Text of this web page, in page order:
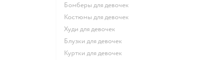
Бомберы для девочек
Костюмы для девочек
Худи для девочек
Блузки для девочек
Куртки для девочек